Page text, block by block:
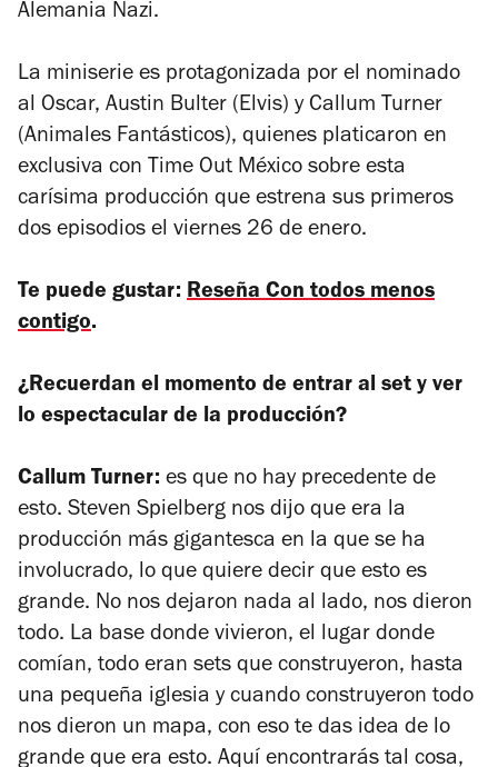
Alemania Nazi.
La miniserie es protagonizada por el nominado
al Oscar, Austin Bulter (Elvis) y Callum Turner
(Animales Fantásticos), quienes platicaron en
exclusiva con Time Out México sobre esta
carísima producción que estrena sus primeros
dos episodios el viernes 26 de enero.
Te puede gustar: Reseña Con todos menos
contigo.
¿Recuerdan el momento de entrar al set y ver
lo espectacular de la producción?
Callum Turner: es que no hay precedente de
esto. Steven Spielberg nos dijo que era la
producción más gigantesca en la que se ha
involucrado, lo que quiere decir que esto es
grande. No nos dejaron nada al lado, nos dieron
todo. La base donde vivieron, el lugar donde
comían, todo eran sets que construyeron, hasta
una pequeña iglesia y cuando construyeron todo
nos dieron un mapa, con eso te das idea de lo
grande que era esto. Aquí encontrarás tal cosa,